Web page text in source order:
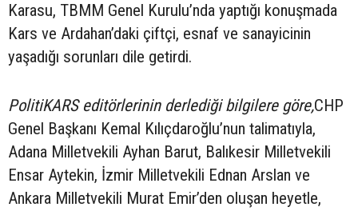
Karasu, TBMM Genel Kurulu’nda yaptığı konuşmada
Kars ve Ardahan’daki çiftçi, esnaf ve sanayicinin
yaşadığı sorunları dile getirdi.
PolitiKARS editörlerinin derlediği bilgilere göre,CHP
Genel Başkanı Kemal Kılıçdaroğlu’nun talimatıyla,
Adana Milletvekili Ayhan Barut, Balıkesir Milletvekili
Ensar Aytekin, İzmir Milletvekili Ednan Arslan ve
Ankara Milletvekili Murat Emir’den oluşan heyetle,